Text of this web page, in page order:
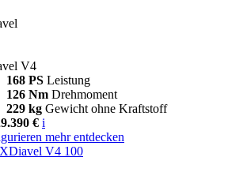
V4
168 PS Leistung
126 Nm Drehmoment
229 kg Gewicht ohne Kraftstoff
€ i
mehr entdecken
XDiavel V4 100